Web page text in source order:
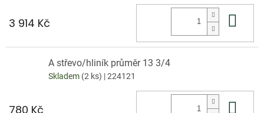
3 914 Kč
A střevo/hliník průměr 13 3/4
Skladem (2 ks) | 224121
780 Kč